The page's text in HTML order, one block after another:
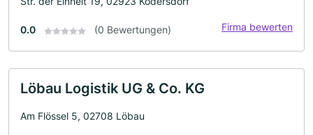
0.0 (0 Bewertungen) Firma bewerten
Löbau Logistik UG & Co. KG
Am Flössel 5, 02708 Löbau